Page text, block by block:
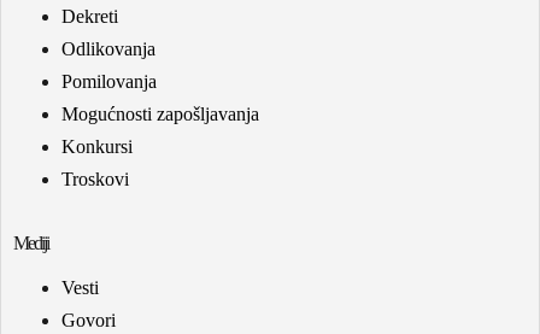
Dekreti
Odlikovanja
Pomilovanja
Mogućnosti zapošljavanja
Konkursi
Troskovi
Mediji
Vesti
Govori